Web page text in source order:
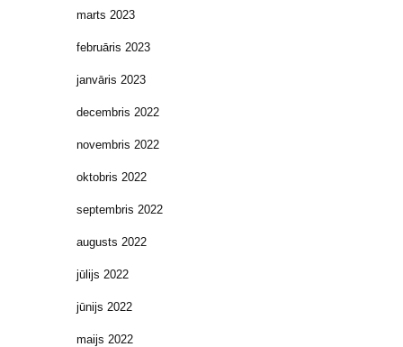
marts 2023
februāris 2023
janvāris 2023
decembris 2022
novembris 2022
oktobris 2022
septembris 2022
augusts 2022
jūlijs 2022
jūnijs 2022
maijs 2022